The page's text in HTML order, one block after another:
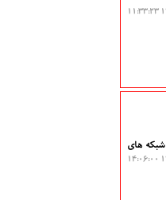
شبکه های